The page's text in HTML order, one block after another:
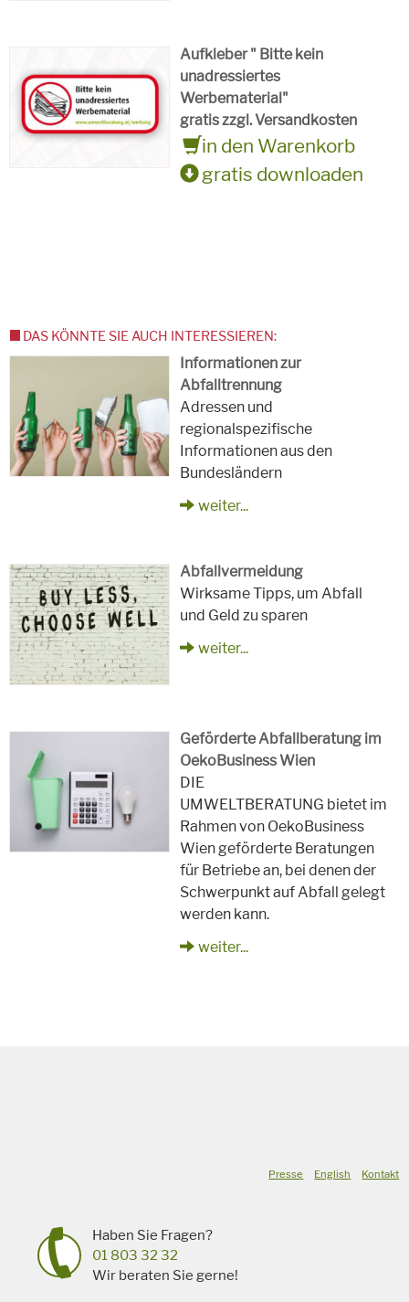
Aufkleber " Bitte kein
unadressiertes
Werbematerial"
gratis zzgl. Versandkosten
in den Warenkorb
gratis downloaden
DAS KÖNNTE SIE AUCH INTERESSIEREN:
Informationen zur
Abfalltrennung
Adressen und
regionalspezifische
Informationen aus den
Bundesländern
weiter...
Abfallvermeidung
Wirksame Tipps, um Abfall
und Geld zu sparen
weiter...
Geförderte Abfallberatung im
OekoBusiness Wien
DIE
UMWELTBERATUNG bietet im
Rahmen von OekoBusiness
Wien geförderte Beratungen
für Betriebe an, bei denen der
Schwerpunkt auf Abfall gelegt
werden kann.
weiter...
Presse English Kontakt
Haben Sie Fragen?
01 803 32 32
Wir beraten Sie gerne!